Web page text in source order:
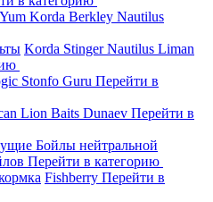
Yum Korda Berkley Nautilus
Korda StingerNautilus Liman
Stonfo Guru Перейти в
Lion Baits Dunaev Перейти в
Бойлы нейтральной
Перейти в категорию
Fishberry Перейти в